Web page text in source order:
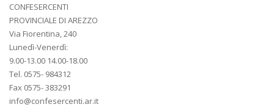
CONFESERCENTI
PROVINCIALE DI AREZZO
Via Fiorentina, 240
Lunedì-Venerdì:
9.00-13.00 14.00-18.00
Tel. 0575- 984312
Fax 0575- 383291
info@confesercenti.ar.it